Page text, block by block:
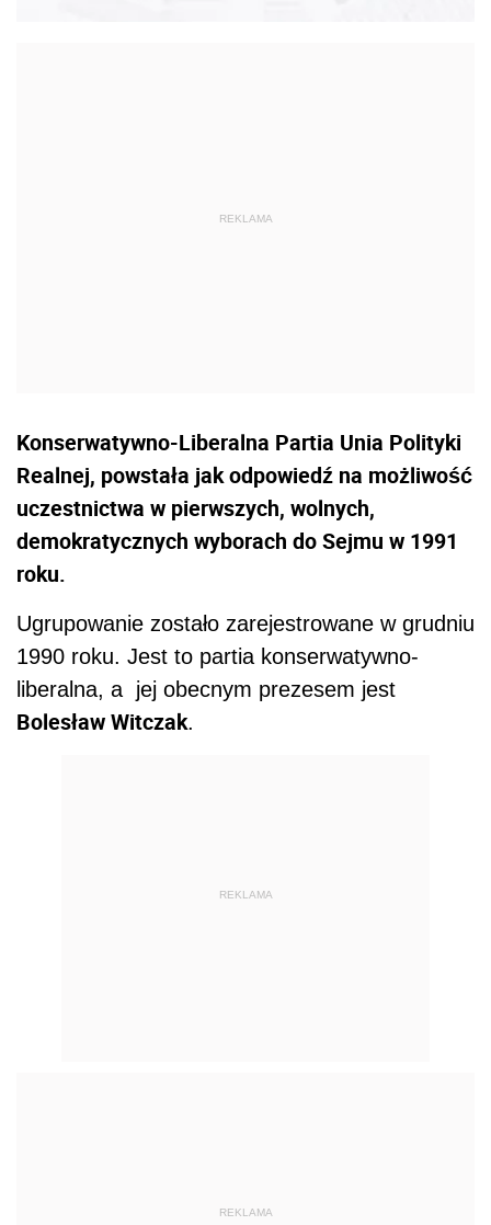
Konserwatywno-Liberalna Partia Unia Polityki
Realnej, powstała jak odpowiedź na możliwość
uczestnictwa w pierwszych, wolnych,
demokratycznych wyborach do Sejmu w 1991
roku.
Ugrupowanie zostało zarejestrowane w grudniu
1990 roku. Jest to partia konserwatywno-
liberalna, a jej obecnym prezesem jest
Bolesław Witczak.
REKLAMA
REKLAMA